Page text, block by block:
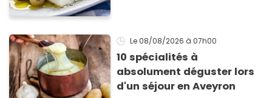
Le 08/08/2026 à 07h00
10 spécialités à
absolument déguster lors
d'un séjour en Aveyron